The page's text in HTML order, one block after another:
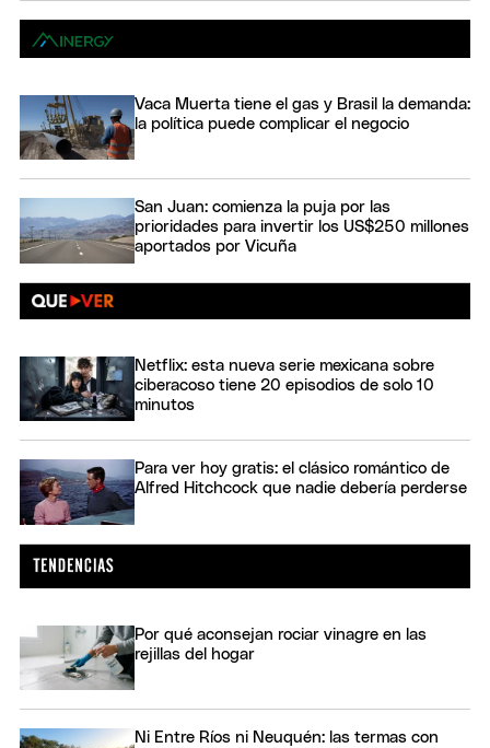
Vaca Muerta tiene el gas y Brasil la demanda:
la política puede complicar el negocio
San Juan: comienza la puja por las
prioridades para invertir los US$250 millones
aportados por Vicuña
Netflix: esta nueva serie mexicana sobre
ciberacoso tiene 20 episodios de solo 10
minutos
Para ver hoy gratis: el clásico romántico de
Alfred Hitchcock que nadie debería perderse
Por qué aconsejan rociar vinagre en las
rejillas del hogar
Ni Entre Ríos ni Neuquén: las termas con